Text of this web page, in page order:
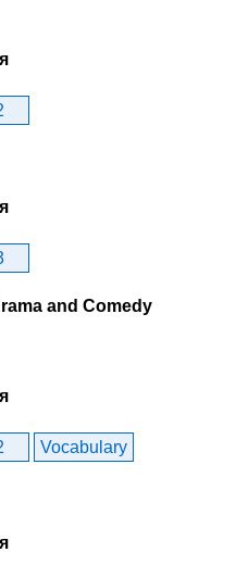
and Comedy
Vocabulary